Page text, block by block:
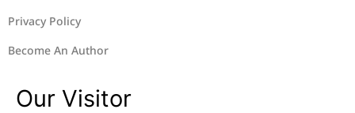
Privacy Policy
Become An Author
Our Visitor